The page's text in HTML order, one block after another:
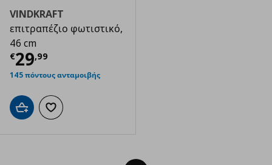
VINDKRAFT
επιτραπέζιο φωτιστικό,
46 cm
€29,99
Τρέχουσα τιμή
145 πόντους ανταμοιβής
Προσθήκη στο καλάθι
Προσθήκη στα αγαπημένα